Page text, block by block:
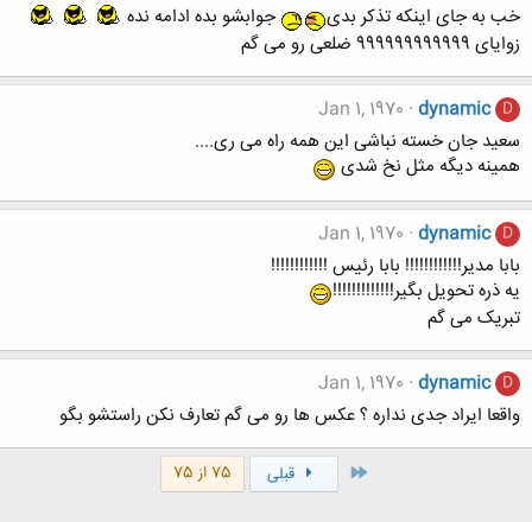
خب به جای اینکه تذکر بدی
جوابشو بده ادامه نده
زوایای 999999999999 ضلعی رو می گم
D
dynamic
Jan 1, 1970
سعید جان خسته نباشی این همه راه می ری....
همینه دیگه مثل نخ شدی
D
dynamic
Jan 1, 1970
بابا مدیر!!!!!!!!!!!! بابا رئیس !!!!!!!!!!!!
یه ذره تحویل بگیر!!!!!!!!!!!!!
تبریک می گم
D
dynamic
Jan 1, 1970
واقعا ایراد جدی نداره ؟ عکس ها رو می گم تعارف نکن راستشو بگو
اول قبلی 75 از 75